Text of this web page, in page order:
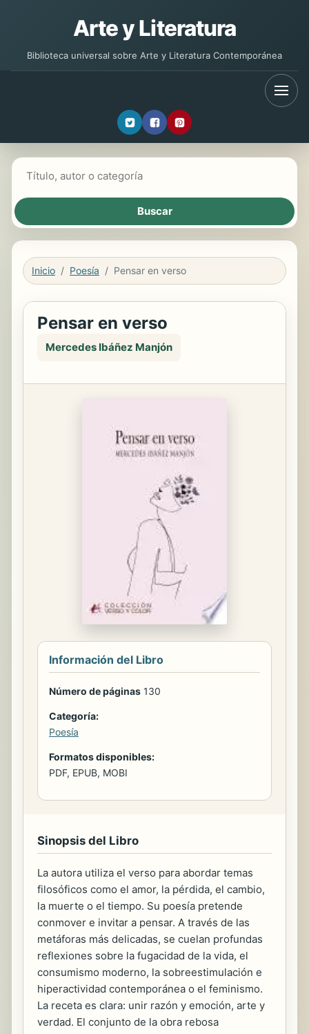
Arte y Literatura
Biblioteca universal sobre Arte y Literatura Contemporánea
Inicio Poesía Pensar en verso
Pensar en verso
Mercedes Ibáñez Manjón
Información del Libro
Número de páginas 130
Categoría:
Poesía
Formatos disponibles:
PDF, EPUB, MOBI
Sinopsis del Libro
La autora utiliza el verso para abordar temas
filosóficos como el amor, la pérdida, el cambio,
la muerte o el tiempo. Su poesía pretende
conmover e invitar a pensar. A través de las
metáforas más delicadas, se cuelan profundas
reflexiones sobre la fugacidad de la vida, el
consumismo moderno, la sobreestimulación e
hiperactividad contemporánea o el feminismo.
La receta es clara: unir razón y emoción, arte y
verdad. El conjunto de la obra rebosa